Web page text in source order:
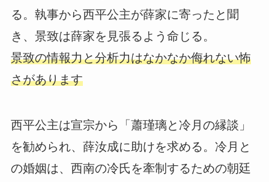
る。執事から西平公主が薛家に寄ったと聞
き、景致は薛家を見張るよう命じる。
景致の情報力と分析力はなかなか侮れない怖
さがあります
西平公主は宣宗から「蕭瑾璃と冷月の縁談」
を勧められ、薛汝成に助けを求める。冷月と
の婚姻は、西南の冷氏を牽制するための朝廷